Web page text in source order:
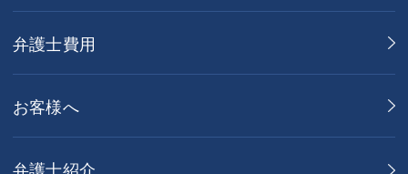
弁護士費用
お客様へ
弁護士紹介